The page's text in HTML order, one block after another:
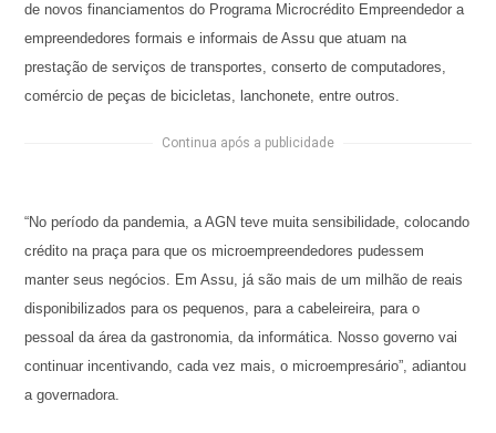
de novos financiamentos do Programa Microcrédito Empreendedor a
empreendedores formais e informais de Assu que atuam na
prestação de serviços de transportes, conserto de computadores,
comércio de peças de bicicletas, lanchonete, entre outros.
Continua após a publicidade
“No período da pandemia, a AGN teve muita sensibilidade, colocando
crédito na praça para que os microempreendedores pudessem
manter seus negócios. Em Assu, já são mais de um milhão de reais
disponibilizados para os pequenos, para a cabeleireira, para o
pessoal da área da gastronomia, da informática. Nosso governo vai
continuar incentivando, cada vez mais, o microempresário”, adiantou
a governadora.